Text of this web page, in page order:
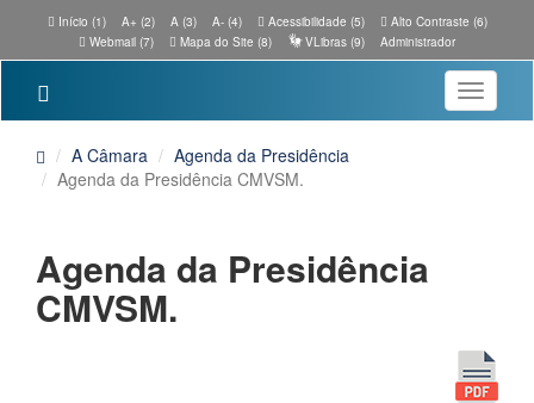
Início (1) A+ (2) A (3) A- (4) Acessibilidade (5)
Alto Contraste (6)
Webmail (7)
Mapa do Site (8) VLibras (9) Administrador
Toggle
A Câmara
Agenda da Presidência
Agenda da Presidência CMVSM.
Agenda da Presidência
CMVSM.